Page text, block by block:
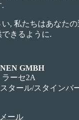
.
, 私たちはあなた
きるように.
GMBH
ーセ2A
タール/スタインバ
ール